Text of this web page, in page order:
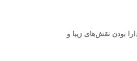
است. این فرش‌ها به سبب دارا بودن نقش‌های زیبا و